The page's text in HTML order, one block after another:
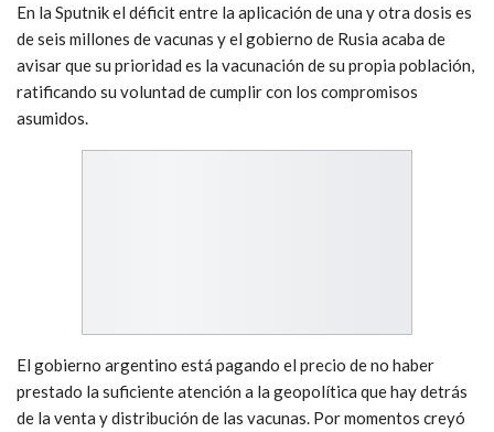
En la Sputnik el déficit entre la aplicación de una y otra dosis es
de seis millones de vacunas y el gobierno de Rusia acaba de
avisar que su prioridad es la vacunación de su propia población,
ratificando su voluntad de cumplir con los compromisos
asumidos.
El gobierno argentino está pagando el precio de no haber
prestado la suficiente atención a la geopolítica que hay detrás
de la venta y distribución de las vacunas. Por momentos creyó